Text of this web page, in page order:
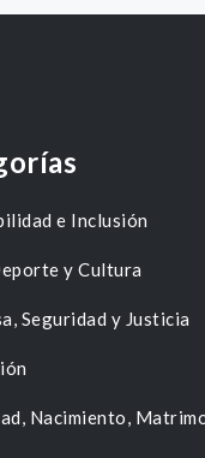
e Inclusión
y Cultura
Seguridad y Justicia
Nacimiento,